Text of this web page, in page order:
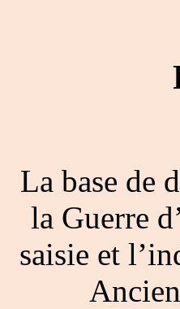
La base de
la Guerre
saisie et